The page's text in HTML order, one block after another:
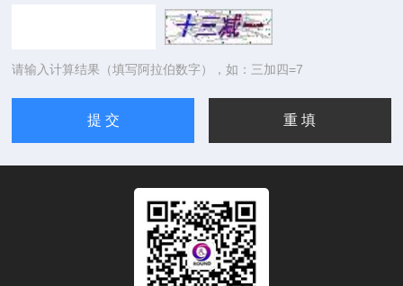
请输入计算结果（填写阿拉伯数字），如：三加四=7